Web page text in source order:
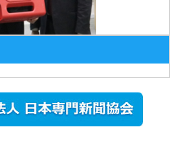
2026年8月5日
更新
農工大で大